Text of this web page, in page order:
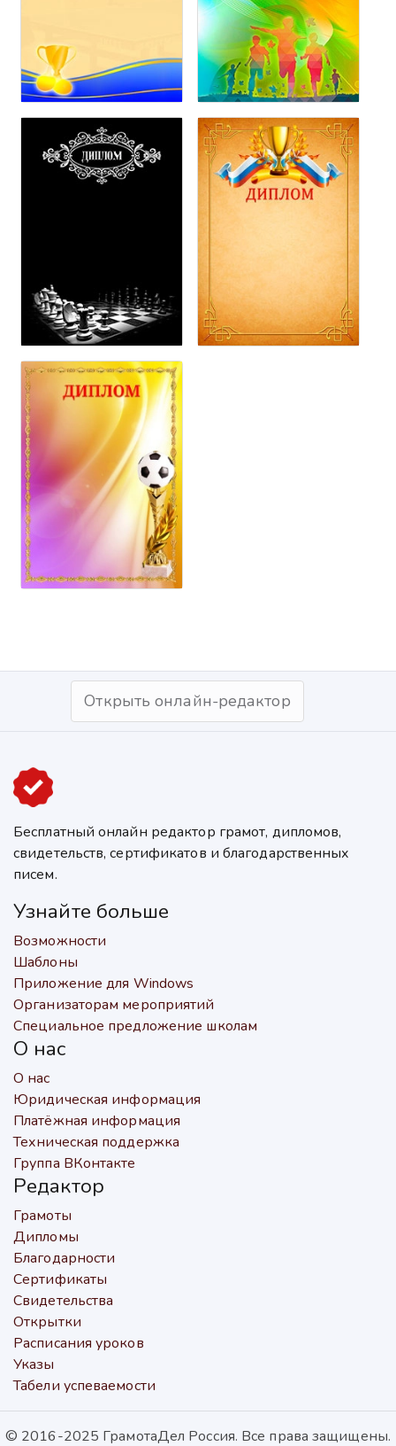
Открыть онлайн-редактор
Бесплатный онлайн редактор грамот, дипломов,
свидетельств, сертификатов и благодарственных
писем.
Узнайте больше
Возможности
Шаблоны
Приложение для Windows
Организаторам мероприятий
Специальное предложение школам
О нас
О нас
Юридическая информация
Платёжная информация
Техническая поддержка
Группа ВКонтакте
Редактор
Грамоты
Дипломы
Благодарности
Сертификаты
Свидетельства
Открытки
Расписания уроков
Указы
Табели успеваемости
© 2016-2025 ГрамотаДел Россия. Все права защищены.